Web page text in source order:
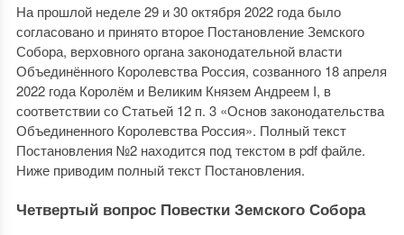
На прошлой неделе 29 и 30 октября 2022 года было
согласовано и принято второе Постановление Земского
Собора, верховного органа законодательной власти
Объединённого Королевства Россия, созванного 18 апреля
2022 года Королём и Великим Князем Андреем I, в
соответствии со Статьей 12 п. 3 «Основ законодательства
Объединенного Королевства Россия». Полный текст
Постановления №2 находится под текстом в pdf файле.
Ниже приводим полный текст Постановления.
Четвертый вопрос Повестки Земского Собора